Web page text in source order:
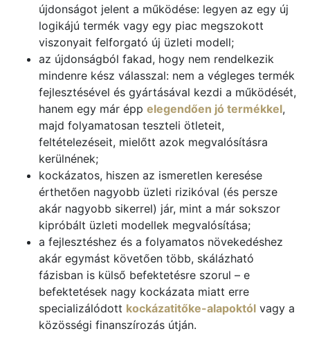
újdonságot jelent a működése: legyen az egy új
logikájú termék vagy egy piac megszokott
viszonyait felforgató új üzleti modell;
az újdonságból fakad, hogy nem rendelkezik
mindenre kész válasszal: nem a végleges termék
fejlesztésével és gyártásával kezdi a működését,
hanem egy már épp elegendően jó termékkel,
majd folyamatosan teszteli ötleteit,
feltételezéseit, mielőtt azok megvalósításra
kerülnének;
kockázatos, hiszen az ismeretlen keresése
érthetően nagyobb üzleti rizikóval (és persze
akár nagyobb sikerrel) jár, mint a már sokszor
kipróbált üzleti modellek megvalósítása;
a fejlesztéshez és a folyamatos növekedéshez
akár egymást követően több, skálázható
fázisban is külső befektetésre szorul – e
befektetések nagy kockázata miatt erre
specializálódott kockázatitőke-alapoktól vagy a
közösségi finanszírozás útján.